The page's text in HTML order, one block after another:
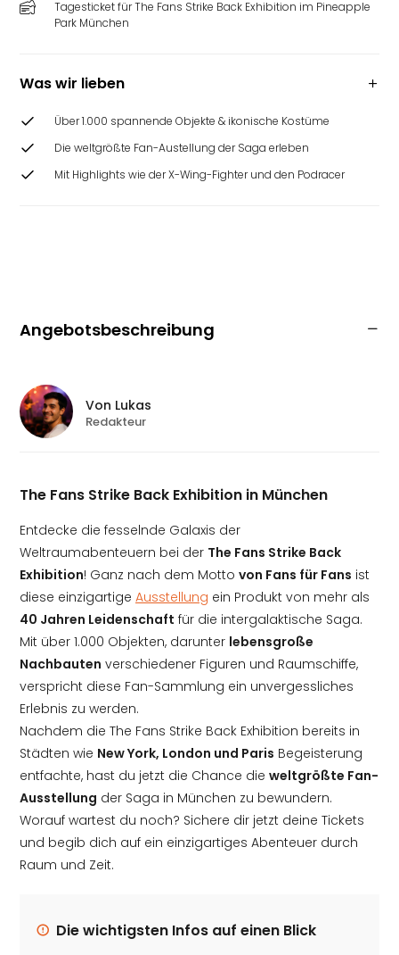
Tagesticket für The Fans Strike Back Exhibition im Pineapple
Park München
Was wir lieben
Über 1.000 spannende Objekte & ikonische Kostüme
Die weltgrößte Fan-Austellung der Saga erleben
Mit Highlights wie der X-Wing-Fighter und den Podracer
Angebotsbeschreibung
The Fans Strike Back Exhibition in München
Entdecke die fesselnde Galaxis der
Weltraumabenteuern bei der The Fans Strike Back
Exhibition! Ganz nach dem Motto von Fans für Fans ist
diese einzigartige Ausstellung ein Produkt von mehr als
40 Jahren Leidenschaft für die intergalaktische Saga.
Mit über 1.000 Objekten, darunter lebensgroße
Nachbauten verschiedener Figuren und Raumschiffe,
verspricht diese Fan-Sammlung ein unvergessliches
Erlebnis zu werden.
Nachdem die The Fans Strike Back Exhibition bereits in
Städten wie New York, London und Paris Begeisterung
entfachte, hast du jetzt die Chance die weltgrößte Fan-
Ausstellung der Saga in München zu bewundern.
Worauf wartest du noch? Sichere dir jetzt deine Tickets
und begib dich auf ein einzigartiges Abenteuer durch
Raum und Zeit.
Die wichtigsten Infos auf einen Blick
Von Lukas
Redakteur